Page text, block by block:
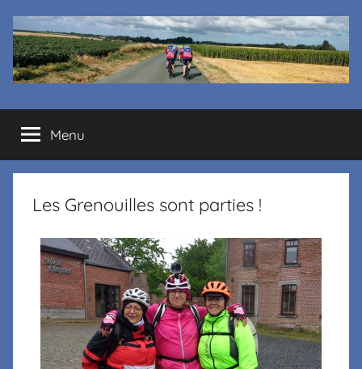
Cyclo
club
La
Margelle
Menu
Les Grenouilles sont parties !